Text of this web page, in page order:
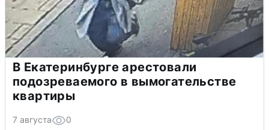
В Екатеринбурге арестовали
подозреваемого в вымогательстве
квартиры
7 августа 0